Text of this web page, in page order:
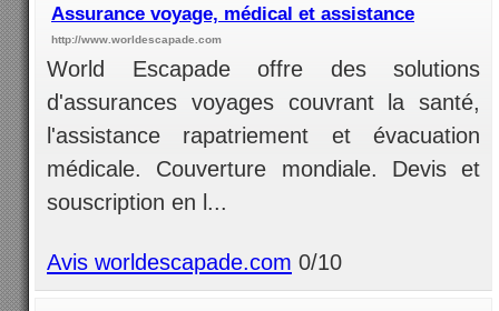
Assurance voyage, médical et assistance
http://www.worldescapade.com
World Escapade offre des solutions
d'assurances voyages couvrant la santé,
l'assistance rapatriement et évacuation
médicale. Couverture mondiale. Devis et
souscription en l...
Avis worldescapade.com 0/10